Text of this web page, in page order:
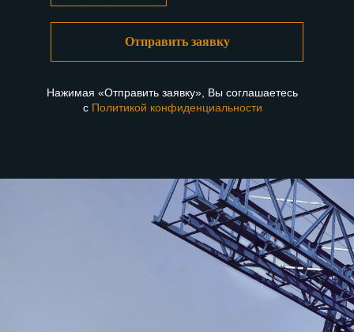
Отправить заявку
Нажимая «Отправить заявку», Вы соглашаетесь
с Политикой конфиденциальности